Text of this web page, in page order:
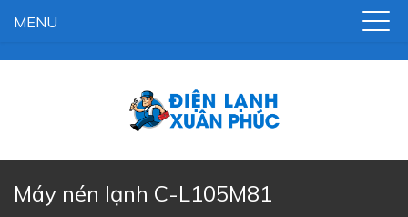
MENU
Máy nén lạnh C-L105M81